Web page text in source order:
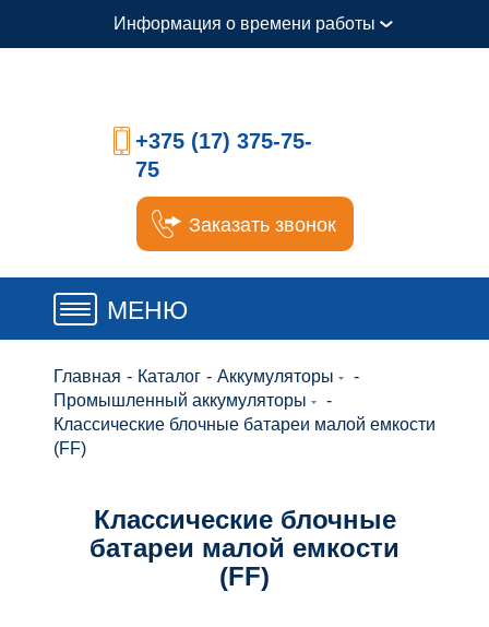
Информация о времени работы
+375 (17) 375-75-
75
Заказать звонок
МЕНЮ
Главная - Каталог - Аккумуляторы
-
Промышленный аккумуляторы
-
Классические блочные батареи малой емкости
(FF)
Классические блочные
батареи малой емкости
(FF)